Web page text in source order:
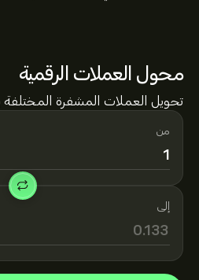
محول العملات الرقمية
تحويل العملات المشفرة
من
إلى